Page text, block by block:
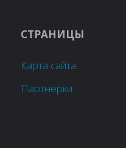
СТРАНИЦЫ
Карта сайта
Партнёрки